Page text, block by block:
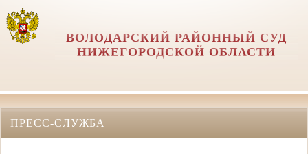
ВОЛОДАРСКИЙ РАЙОННЫЙ СУД
НИЖЕГОРОДСКОЙ ОБЛАСТИ
ПРЕСС-СЛУЖБА